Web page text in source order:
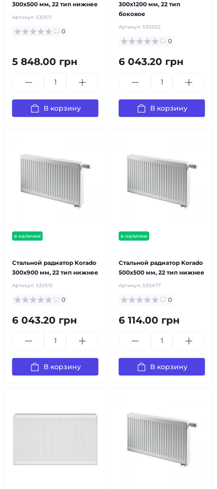
300x500 мм, 22 тип нижнее
Артикул: 530511
0
5 848.00 грн
В корзину
300x1200 мм, 22 тип
боковое
Артикул: 530502
0
6 043.20 грн
В корзину
в наличии
Стальной радиатор Korado
300x900 мм, 22 тип нижнее
Артикул: 530515
0
6 043.20 грн
В корзину
в наличии
Стальной радиатор Korado
500x500 мм, 22 тип нижнее
Артикул: 530477
0
6 114.00 грн
В корзину